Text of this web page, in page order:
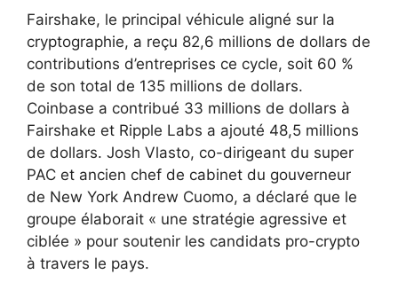
Fairshake, le principal véhicule aligné sur la
cryptographie, a reçu 82,6 millions de dollars de
contributions d’entreprises ce cycle, soit 60 %
de son total de 135 millions de dollars.
Coinbase a contribué 33 millions de dollars à
Fairshake et Ripple Labs a ajouté 48,5 millions
de dollars. Josh Vlasto, co-dirigeant du super
PAC et ancien chef de cabinet du gouverneur
de New York Andrew Cuomo, a déclaré que le
groupe élaborait « une stratégie agressive et
ciblée » pour soutenir les candidats pro-crypto
à travers le pays.